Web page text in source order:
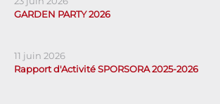
GARDEN PARTY 2026
11 juin 2026
Rapport d'Activité SPORSORA 2025-2026